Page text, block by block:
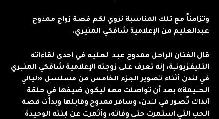
وتزامناً مع تلك المناسبة نروي لكم قصة زواج ممدوح
عبدالعليم من الإعلامية شافكي المنيري.
قال الفنان الراحل ممدوح عبد العليم في إحدى لقاءاته
التليفزيونية، إنه تعرف على زوجته الإعلامية شافكي المنيري
في لندن أثناء تصوير الجزء الخامس من مسلسل «ليالي
الحليمة» بعد أن تواصلت معه ليكون ضيفها في حلقة
آنذاك تٌصور في لندن، وسافر ممدوح وقابلها وبدأت قصة
الحب التي استمرت حتى وفاته، وأثمرت عن ابنته الوحيدة